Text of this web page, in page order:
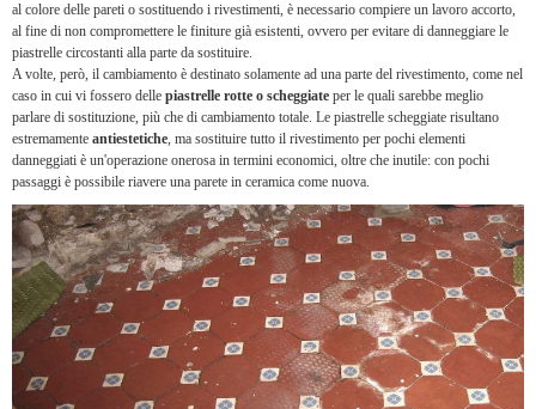
al colore delle pareti o sostituendo i rivestimenti, è necessario compiere un lavoro accorto,
al fine di non compromettere le finiture già esistenti, ovvero per evitare di danneggiare le
piastrelle circostanti alla parte da sostituire.
A volte, però, il cambiamento è destinato solamente ad una parte del rivestimento, come nel
caso in cui vi fossero delle piastrelle rotte o scheggiate per le quali sarebbe meglio
parlare di sostituzione, più che di cambiamento totale. Le piastrelle scheggiate risultano
estremamente antiestetiche, ma sostituire tutto il rivestimento per pochi elementi
danneggiati è un'operazione onerosa in termini economici, oltre che inutile: con pochi
passaggi è possibile riavere una parete in ceramica come nuova.